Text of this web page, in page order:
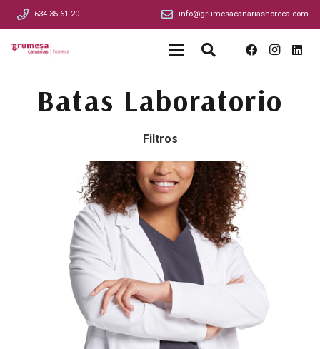
634 35 61 20 info@grumesacanariashoreca.com
Batas Laboratorio
Filtros